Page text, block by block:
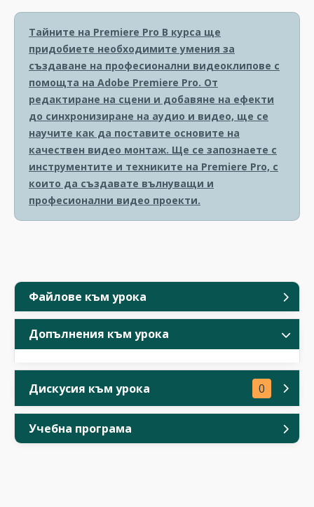
Файлове към урока
Допълнения към урока
Дискусия към урока 0
Учебна програма
Тайните на Premiere Pro В курса ще
придобиете необходимите умения за
създаване на професионални видеоклипове с
помощта на Adobe Premiere Pro. От
редактиране на сцени и добавяне на ефекти
до синхронизиране на аудио и видео, ще се
научите как да поставите основите на
качествен видео монтаж. Ще се запознаете с
инструментите и техниките на Premiere Pro, с
които да създавате вълнуващи и
професионални видео проекти.